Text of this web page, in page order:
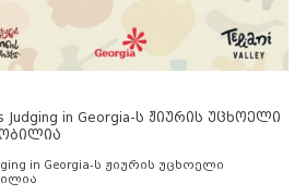
Judging in Georgia-ს ჟიურის უცხოელი
in Georgia-ს ჟიურის უცხოელი